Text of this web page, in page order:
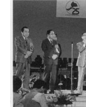
入会のご案内
ちからプログラム